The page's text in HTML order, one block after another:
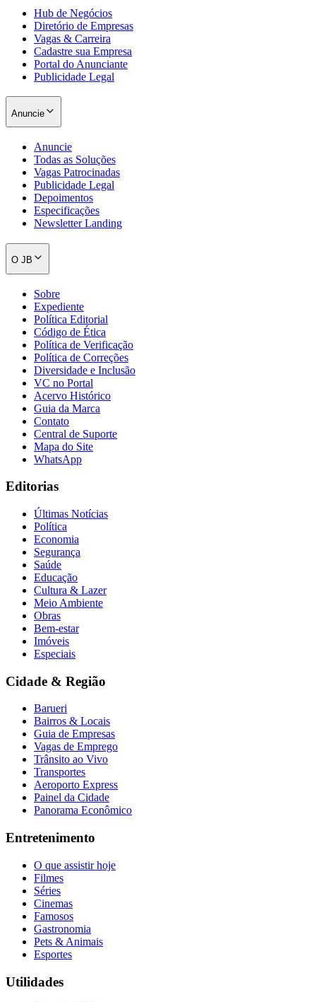
Hub de Negócios
Diretório de Empresas
Vagas & Carreira
Cadastre sua Empresa
Portal do Anunciante
Publicidade Legal
Anuncie
Anuncie
Todas as Soluções
Vagas Patrocinadas
Publicidade Legal
Depoimentos
Especificações
Newsletter Landing
O JB
Sobre
Expediente
Política Editorial
Código de Ética
Política de Verificação
Política de Correções
Diversidade e Inclusão
VC no Portal
Acervo Histórico
Guia da Marca
Contato
Central de Suporte
Mapa do Site
WhatsApp
Editorias
Últimas Notícias
Política
Economia
Segurança
Saúde
Educação
Cultura & Lazer
Meio Ambiente
Obras
Bem-estar
Imóveis
Especiais
Cidade & Região
Barueri
Bairros & Locais
Guia de Empresas
Vagas de Emprego
Trânsito ao Vivo
Transportes
Aeroporto Express
Painel da Cidade
Panorama Econômico
Entretenimento
O que assistir hoje
Filmes
Séries
Cinemas
Famosos
Gastronomia
Pets & Animais
Esportes
Utilidades